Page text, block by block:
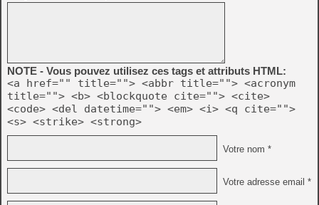
NOTE - Vous pouvez utilisez ces tags et attributs HTML:
<a href="" title=""> <abbr title=""> <acronym
title=""> <b> <blockquote cite=""> <cite>
<code> <del datetime=""> <em> <i> <q cite="">
<s> <strike> <strong>
Votre nom *
Votre adresse email *